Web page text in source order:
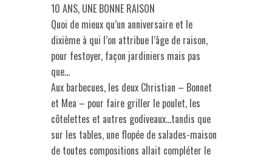
10 ANS, UNE BONNE RAISON
Quoi de mieux qu’un anniversaire et le
dixième à qui l’on attribue l’âge de raison,
pour festoyer, façon jardiniers mais pas
que…
Aux barbecues, les deux Christian – Bonnet
et Mea – pour faire griller le poulet, les
côtelettes et autres godiveaux…tandis que
sur les tables, une flopée de salades-maison
de toutes compositions allait compléter le